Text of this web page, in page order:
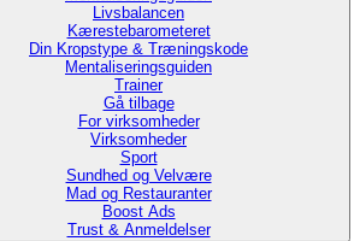
Livsbalancen
Kærestebarometeret
Din Kropstype & Træningskode
Mentaliseringsguiden
Trainer
Gå tilbage
For virksomheder
Virksomheder
Sport
Sundhed og Velvære
Mad og Restauranter
Boost Ads
Trust & Anmeldelser